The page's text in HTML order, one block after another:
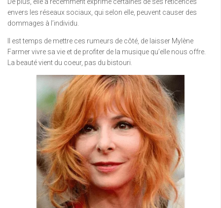
De plus, elle a récemment exprimé certaines de ses réticences
envers les réseaux sociaux, qui selon elle, peuvent causer des
dommages à l’individu.
Il est temps de mettre ces rumeurs de côté, de laisser Mylène
Farmer vivre sa vie et de profiter de la musique qu’elle nous offre.
La beauté vient du coeur, pas du bistouri.